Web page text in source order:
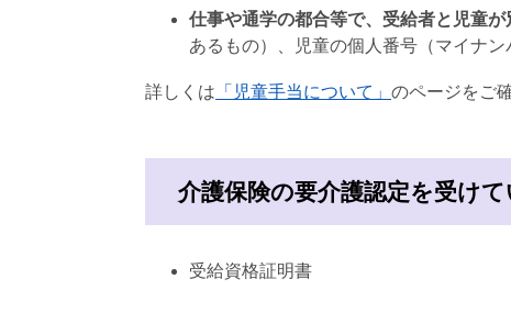
仕事や通学の都合等で、受給者と児童
あるもの）、児童の個人番号（マイナ
詳しくは 「児童手当について」 のページをご
介護保険の要介護認定を受け
受給資格証明書